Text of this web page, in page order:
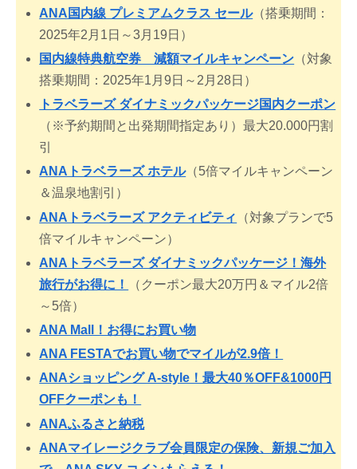
ANA国内線 プレミアムクラス セール（搭乗期間：
2025年2月1日～3月19日）
国内線特典航空券 減額マイルキャンペーン （対象
搭乗期間：2025年1月9日～2月28日）
トラベラーズ ダイナミックパッケージ国内クーポン
（※予約期間と出発期間指定あり）最大20.000円割
引
ANAトラベラーズ ホテル（5倍マイルキャンペーン
＆温泉地割引）
ANAトラベラーズ アクティビティ
（対象プランで5
倍マイルキャンペーン）
ANAトラベラーズ ダイナミックパッケージ！海外
旅行がお得に！
（クーポン最大20万円＆マイル2倍
～5倍）
ANA Mall！お得にお買い物
ANA FESTAでお買い物でマイルが2.9倍！
ANAショッピング A-style！最大40％OFF&1000円
OFFクーポンも！
ANAふるさと納税
ANAマイレージクラブ会員限定の保険、新規ご加入